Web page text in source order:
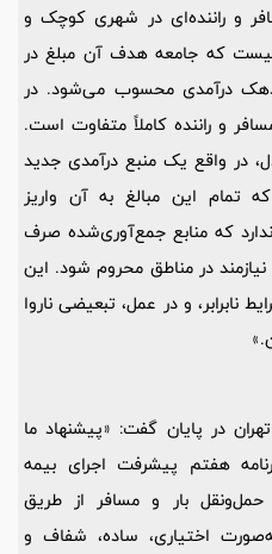
و راننده‌ای در شهری کوچک و
که جامعه هدف آن مبلغ در
درآمدی محسوب می‌شود. در
و راننده کاملاً متفاوت است.
در واقع یک منبع درآمدی جدید
تمام این مبالغ به آن واریز
که منابع جمع‌آوری‌شده صرف
در مناطق محروم شود. این
نابرابر، و در عمل، تبعیضی ناروا
در پایان گفت: «پیشنهاد ما
ماده 28 قانون برنامه هفتم پیشرفت اجرای بیمه
حمل‌ونقل بار و مسافر از طریق
اختیاری، ساده، شفاف و